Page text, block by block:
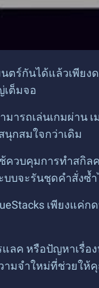
กันได้แล้วเพียงด
เต็มจอ
ารถเล่นเกมผ่าน
กสมใจกว่าเดิม
ควบคุมการทำส
บบจะรันชุดคำสั่งซ้
เพียงแค่ก
ลค หรือปัญหาเรื่
ามจำใหม่ที่ช่วยใ